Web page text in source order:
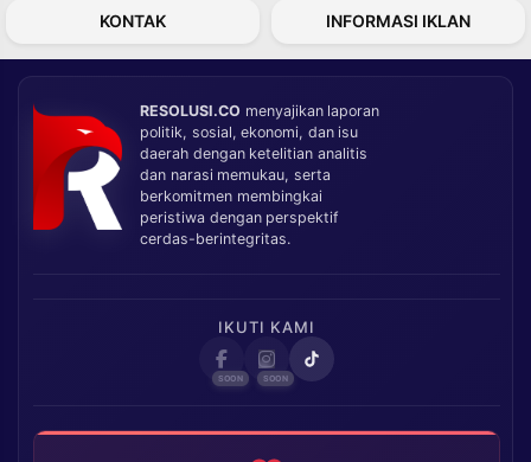
KONTAK INFORMASI IKLAN
RESOLUSI.CO menyajikan laporan
politik, sosial, ekonomi, dan isu
daerah dengan ketelitian analitis
dan narasi memukau, serta
berkomitmen membingkai
peristiwa dengan perspektif
cerdas-berintegritas.
IKUTI KAMI